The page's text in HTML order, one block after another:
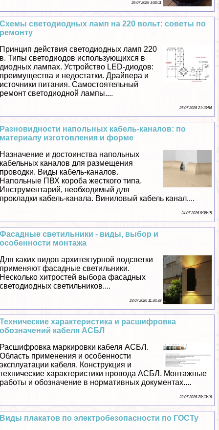
26 07 2026 3:50:11
Схемы светодиодных ламп на 220 вольт: советы по
ремонту
Принцип действия светодиодных ламп 220
в. Типы светодиодов использующихся в
диодных лампах. Устройство LED-диодов:
преимущества и недостатки. Драйвера и
источники питания. Самостоятельный
ремонт светодиодной лампы....
25 07 2026 21:10:54
Разновидности напольных кабель-каналов: по
материалу изготовления и форме
Назначение и достоинства напольных
кабельных каналов для размещения
проводки. Виды кабель-каналов.
Напольные ПВХ короба жесткого типа.
Инструментарий, необходимый для
прокладки кабель-канала. Виниловый кабель канал....
24 07 2026 8:38:15
Фасадные светильники - виды, выбор и
особенности монтажа
Для каких видов архитектурной подсветки
применяют фасадные светильники.
Несколько хитростей выбора фасадных
светодиодных светильников....
23 07 2026 11:34:38
Технические хаpaктеристика и расшифровка
обозначений кабеля АСБЛ
Расшифровка маркировки кабеля АСБЛ.
Область применения и особенности
эксплуатации кабеля. Конструкция и
технические хаpaктеристики провода АСБЛ. Монтажные
работы и обозначение в нормативных документах....
22 07 2026 20:13:16
Виды плакатов по электробезопасности по ГОСТу